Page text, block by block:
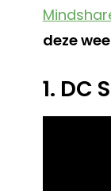
deze
1. DC